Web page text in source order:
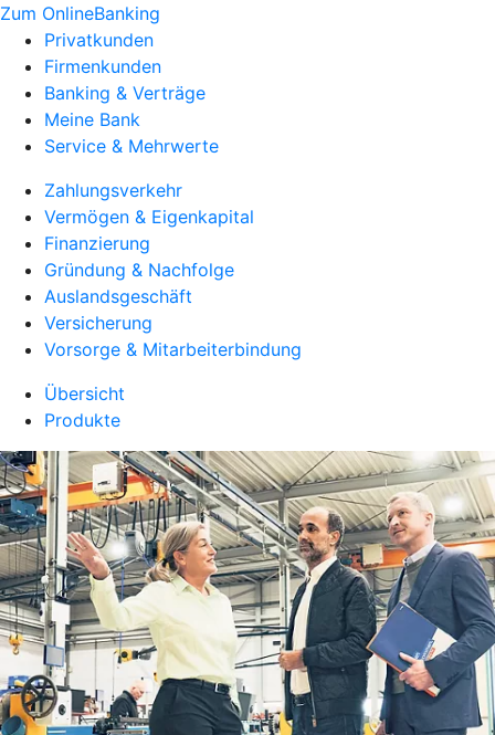
Zum OnlineBanking
Privatkunden
Firmenkunden
Banking & Verträge
Meine Bank
Service & Mehrwerte
Zahlungsverkehr
Vermögen & Eigenkapital
Finanzierung
Gründung & Nachfolge
Auslandsgeschäft
Versicherung
Vorsorge & Mitarbeiterbindung
Übersicht
Produkte